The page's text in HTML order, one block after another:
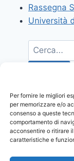
Per fornire le migliori
per memorizzare e/o
consenso a queste
comportamento di
acconsentire o ritirare
caratteristiche e
Rassegna
Università